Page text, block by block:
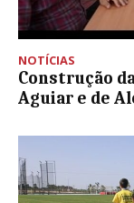
NOTÍCIAS
Construção
Aguiar e de